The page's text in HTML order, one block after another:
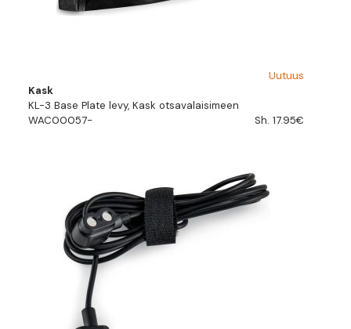
Uutuus
Kask
KL-3 Base Plate levy, Kask otsavalaisimeen
WAC00057-
Sh. 17.95€